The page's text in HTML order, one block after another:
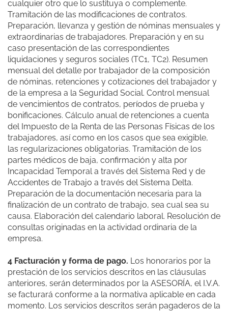
cualquier otro que lo sustituya o complemente.
Tramitación de las modificaciones de contratos.
Preparación, llevanza y gestión de nóminas mensuales y
extraordinarias de trabajadores. Preparación y en su
caso presentación de las correspondientes
liquidaciones y seguros sociales (TC1, TC2). Resumen
mensual del detalle por trabajador de la composición
de nóminas, retenciones y cotizaciones del trabajador y
de la empresa a la Seguridad Social. Control mensual
de vencimientos de contratos, períodos de prueba y
bonificaciones. Cálculo anual de retenciones a cuenta
del Impuesto de la Renta de las Personas Físicas de los
trabajadores, así como en los casos que sea exigible,
las regularizaciones obligatorias. Tramitación de los
partes médicos de baja, confirmación y alta por
Incapacidad Temporal a través del Sistema Red y de
Accidentes de Trabajo a través del Sistema Delta.
Preparación de la documentación necesaria para la
finalización de un contrato de trabajo, sea cual sea su
causa. Elaboración del calendario laboral. Resolución de
consultas originadas en la actividad ordinaria de la
empresa.
4 Facturación y forma de pago. Los honorarios por la
prestación de los servicios descritos en las cláusulas
anteriores, serán determinados por la ASESORÍA, el I.V.A.
se facturará conforme a la normativa aplicable en cada
momento. Los servicios descritos serán pagaderos de la